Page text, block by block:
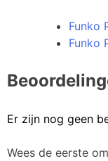
Funko
Funko
Er zijn nog geen
Wees de eerste